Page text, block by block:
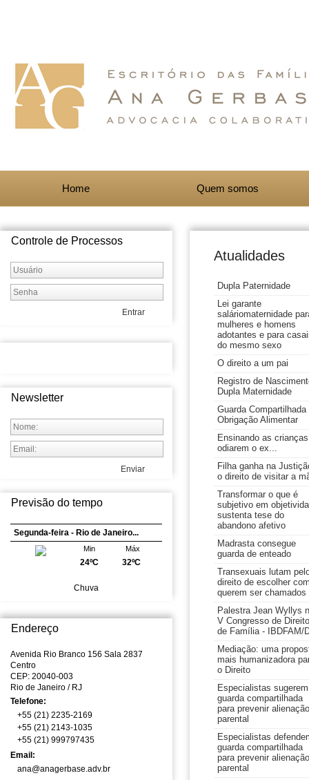
Home Quem somos
Controle de Processos
Entrar
Newsletter
Enviar
Previsão do tempo
Segunda-feira - Rio de Janeiro...
Máx
32ºC
Min
24ºC
Chuva
Endereço
Avenida Rio Branco 156 Sala 2837
Centro
CEP: 20040-003
Rio de Janeiro / RJ
Telefone:
+55 (21) 2235-2169
+55 (21) 2143-1035
+55 (21) 999797435
Email:
ana@anagerbase.adv.br
Atualidades
Dupla Paternidade
Lei garante
saláriomaternidade
mulheres e homens
adotantes e para
do mesmo sexo
O direito a um pai
Registro de
Dupla Maternidade
Guarda Compartilhada
Obrigação Alimentar
Ensinando as
odiarem o ex...
Filha ganha na
o direito de visitar a
Transformar o que é
subjetivo em
sustenta tese do
abandono afetivo
Madrasta consegue
guarda de enteado
Transexuais lutam
direito de escolher
querem ser chamados
Palestra Jean Wyllys
V Congresso de Direito
de Família - IBDFAM/
Mediação: uma
mais humanizadora
o Direito
Especialistas sugerem
guarda compartilhada
para prevenir alienação
parental
Especialistas
guarda compartilhada
para prevenir alienação
parental